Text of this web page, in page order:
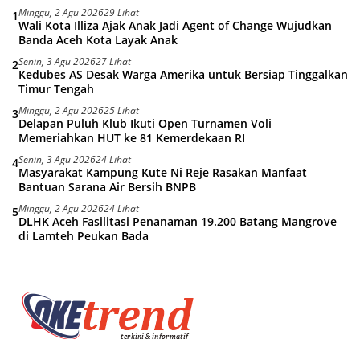
1Minggu, 2 Agu 202629 Lihat
Wali Kota Illiza Ajak Anak Jadi Agent of Change Wujudkan
Banda Aceh Kota Layak Anak
2Senin, 3 Agu 202627 Lihat
Kedubes AS Desak Warga Amerika untuk Bersiap Tinggalkan
Timur Tengah
3Minggu, 2 Agu 202625 Lihat
Delapan Puluh Klub Ikuti Open Turnamen Voli
Memeriahkan HUT ke 81 Kemerdekaan RI
4Senin, 3 Agu 202624 Lihat
Masyarakat Kampung Kute Ni Reje Rasakan Manfaat
Bantuan Sarana Air Bersih BNPB
5Minggu, 2 Agu 202624 Lihat
DLHK Aceh Fasilitasi Penanaman 19.200 Batang Mangrove
di Lamteh Peukan Bada